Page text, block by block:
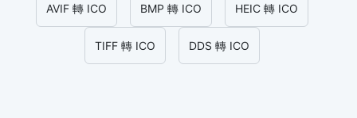
AVIF 轉 ICO BMP 轉 ICO HEIC 轉 ICO
TIFF 轉 ICO DDS 轉 ICO